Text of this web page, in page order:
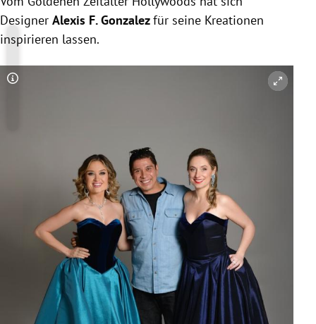
Designer Alexis F. Gonzalezfür seine Kreationen
inspirieren lassen.
Copyright-Hinweis öffnen/schließen